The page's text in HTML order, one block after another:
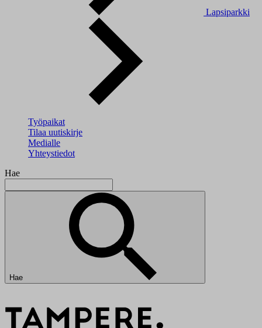
Lapsiparkki
Työpaikat
Tilaa uutiskirje
Medialle
Yhteystiedot
Hae
Hae